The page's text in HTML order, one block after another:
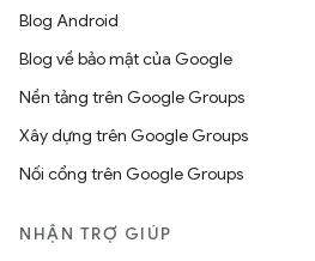
Blog Android
Blog về bảo mật của Google
Nền tảng trên Google Groups
Xây dựng trên Google Groups
Nối cổng trên Google Groups
NHẬN TRỢ GIÚP